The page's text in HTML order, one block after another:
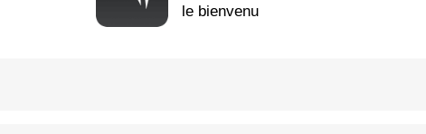
le bienvenu